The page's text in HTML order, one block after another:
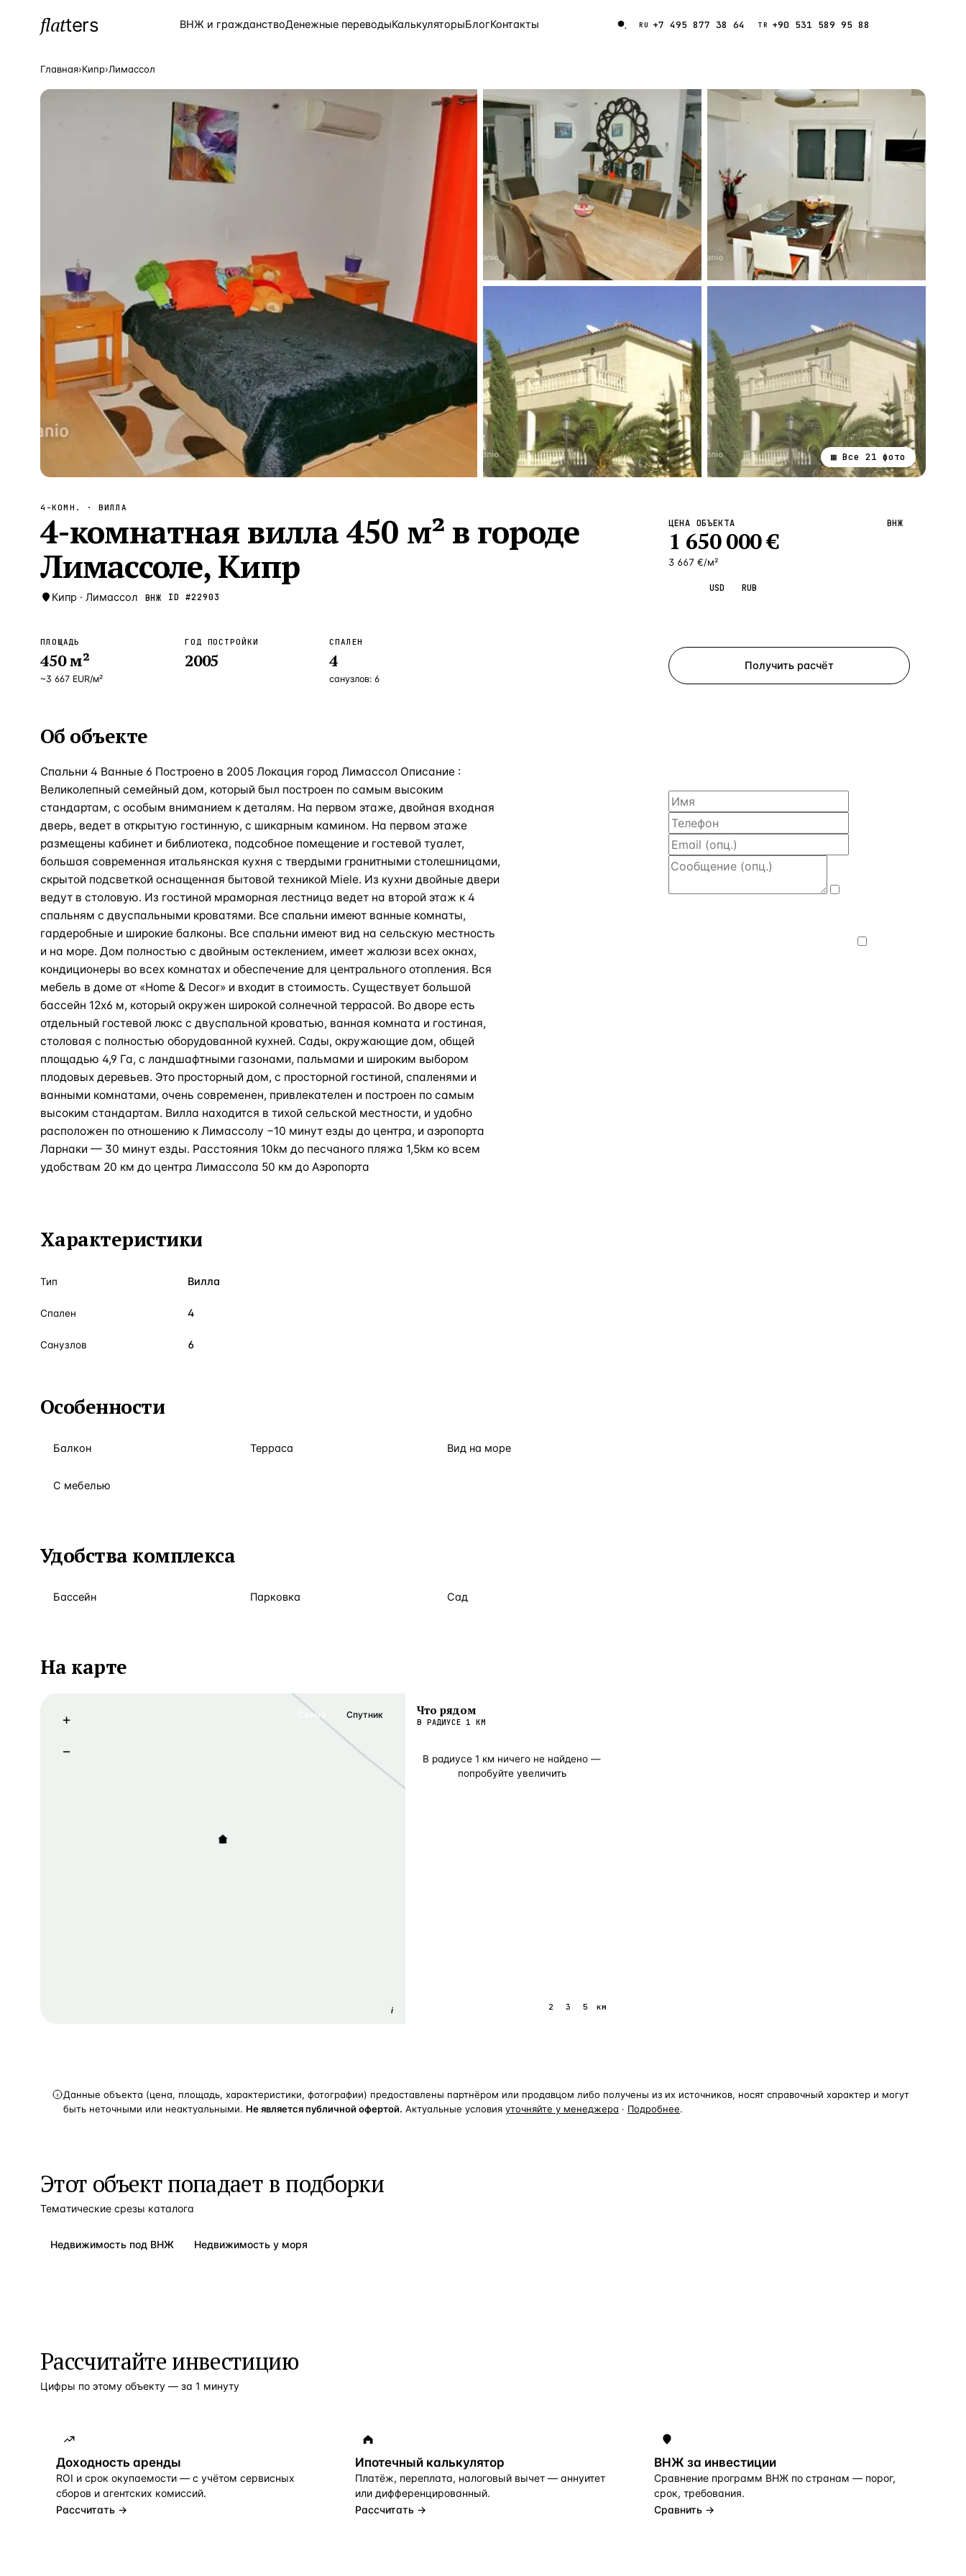
flatters ВНЖ и гражданствоДенежные переводыКалькуляторыБлогКонтакты RU +7 495 877 38 64 TR +90 531 589 95 88
9 143 объекта
8 554 объекта
5 430 объектов
3 906 объектов
2 948 объектов
Греция —Страна 2 797 объектов
—Локация Россия · 3 920
Алания — Локация Турция · 2 556
Бангкок —Локация Таиланд · 2 172
Новороссийск —Локация Россия · 2 106
Локация Турция · 2 092
Локация
ЧАСТО ИЩУТ
Россия Испания Кипр
Греция
Главная›Кипр›Лимассол
▦ Все 21 фото
4-КОМН. · ВИЛЛА
4-комнатная вилла 450 м² в городе
Лимассоле, Кипр
Кипр · Лимассол ВНЖ ID #22903
ПЛОЩАДЬ
450м²
~3 667 EUR/м²
ГОД ПОСТРОЙКИ
2005
СПАЛЕН
4
санузлов: 6
Об объекте
Спальни 4 Ванные 6 Построено в 2005 Локация город Лимассол Описание :
Великолепный семейный дом, который был построен по самым высоким
стандартам, с особым вниманием к деталям. На первом этаже, двойная входная
дверь, ведет в открытую гостинную, с шикарным камином. На первом этаже
размещены кабинет и библиотека, подсобное помещение и гостевой туалет,
большая современная итальянская кухня с твердыми гранитными столешницами,
скрытой подсветкой оснащенная бытовой техникой Miele. Из кухни двойные двери
ведут в столовую. Из гостиной мраморная лестница ведет на второй этаж к 4
спальням с двуспальными кроватями. Все спальни имеют ванные комнаты,
гардеробные и широкие балконы. Все спальни имеют вид на сельскую местность
и на море. Дом полностью с двойным остеклением, имеет жалюзи всех окнах,
кондиционеры во всех комнатах и обеспечение для центрального отопления. Вся
мебель в доме от «Home & Decor» и входит в стоимость. Существует большой
бассейн 12x6 м, который окружен широкой солнечной террасой. Во дворе есть
отдельный гостевой люкс с двуспальной кроватью, ванная комната и гостиная,
столовая с полностью оборудованной кухней. Сады, окружающие дом, общей
площадью 4,9 Га, с ландшафтными газонами, пальмами и широким выбором
плодовых деревьев. Это просторный дом, с просторной гостиной, спаленями и
ванными комнатами, очень современен, привлекателен и построен по самым
высоким стандартам. Вилла находится в тихой сельской местности, и удобно
расположен по отношению к Лимассолу −10 минут езды до центра, и аэропорта
Ларнаки — 30 минут езды. Расстояния 10kм до песчаного пляжа 1,5kм ко всем
удобствам 20 км до центра Лимассола 50 км до Аэропорта
Характеристики
Тип Вилла
Спален 4
Санузлов 6
Особенности
Балкон Терраса Вид на море
С мебелью
Удобства комплекса
Бассейн Парковка Сад
На карте
i
+
−
Схема Спутник Что рядом
В РАДИУСЕ 1 КМ
В радиусе 1 км ничего не найдено —
попробуйте увеличить
2 3 5 км
ЦЕНА ОБЪЕКТА
1 650 000€
3 667 €/м²
ВНЖ
USD RUB
Получить расчёт
Данные объекта (цена, площадь, характеристики, фотографии) предоставлены партнёром или продавцом либо получены из их источников, носят справочный характер и могут
быть неточными или неактуальными. Не является публичной офертой. Актуальные условия уточняйте у менеджера · Подробнее.
Этот объект попадает в подборки
Тематические срезы каталога
Недвижимость под ВНЖ Недвижимость у моря
Рассчитайте инвестицию
Цифры по этому объекту — за 1 минуту
Доходность аренды
ROI и срок окупаемости — с учётом сервисных
сборов и агентских комиссий.
Рассчитать →
Ипотечный калькулятор
Платёж, переплата, налоговый вычет — аннуитет
или дифференцированный.
Рассчитать →
ВНЖ за инвестиции
Сравнение программ ВНЖ по странам — порог,
срок, требования.
Сравнить →